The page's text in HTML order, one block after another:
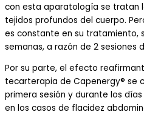
con esta aparatología se tratan
tejidos profundos del cuerpo.
es constante en su tratamiento,
semanas, a razón de 2 sesiones
Por su parte, el efecto
tecarterapia de Capenergy® se
primera sesión y durante los
en los casos de flacidez